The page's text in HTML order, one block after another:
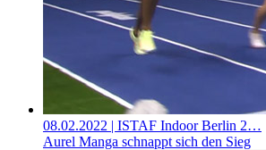
08.02.2022 | ISTAF Indoor Berlin 2…
Aurel Manga schnappt sich den Sieg